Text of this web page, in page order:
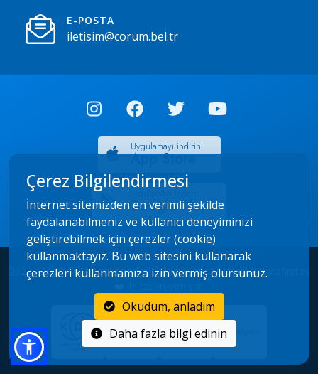
E-POSTA
iletisim@corum.bel.tr
Uygulamayı indirin
App Store
Google Play
2022 - 2026 © Çorum Belediyesi Bilgi İşlem Müdürlüğü tarafından
Çerez Bilgilendirmesi
İnternet sitemizden en verimli şekilde
faydalanabilmeniz ve kullanıcı deneyiminizi
geliştirebilmek için çerezler (cookie)
kullanmaktayız. Bu web sitesini kullanarak
çerezleri kullanmamıza izin vermiş olursunuz.
Okudum, anladım
Daha fazla bilgi edinin